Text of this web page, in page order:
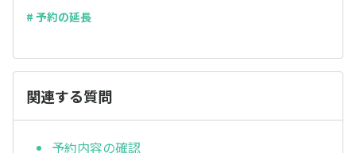
# 予約の延長
関連する質問
予約内容の確認